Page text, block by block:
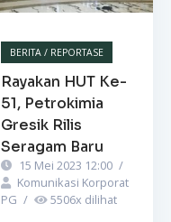
BERITA / REPORTASE
Rayakan HUT Ke-
51, Petrokimia
Gresik Rilis
Seragam Baru
15 Mei 2023 12:00 /
Komunikasi Korporat
PG / 5506x dilihat